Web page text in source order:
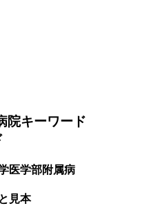
院キーワード
医学部附属病
見本